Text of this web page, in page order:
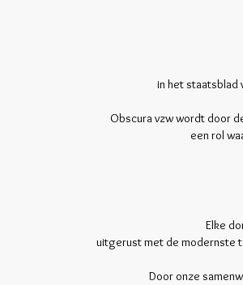
in het staatsblad
Obscura vzw wordt door
een rol
Elke
uitgerust met de modernste
Door onze